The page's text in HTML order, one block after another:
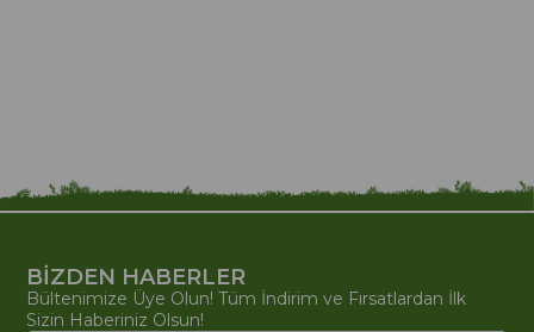
BİZDEN HABERLER
Bültenimize Üye Olun! Tüm İndirim ve Fırsatlardan İlk
Sizin Haberiniz Olsun!